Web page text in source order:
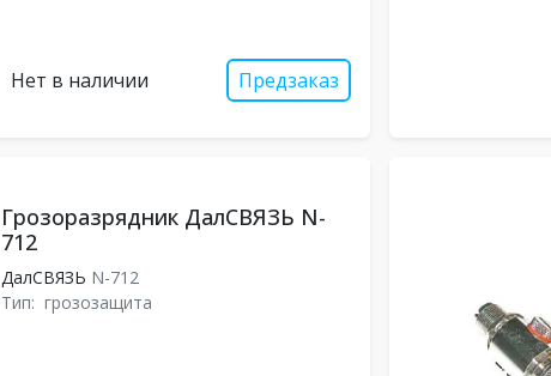
Нет в наличии Предзаказ
Грозоразрядник ДалСВЯЗЬ N-
712
ДалСВЯЗЬ N-712
Тип: грозозащита